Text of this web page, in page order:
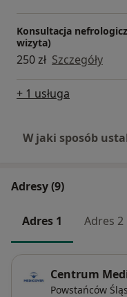
Konsultacja
wizyta)
250 zł Szczegóły
+ 1 usługa
W jaki sposób
Adresy (9)
Adres 1 Adres 2
Centrum
Powstańców